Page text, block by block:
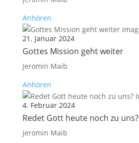
Anhören
21. Januar 2024
Gottes Mission geht weiter
Jeromin Maib
Anhören
4. Februar 2024
Redet Gott heute noch zu uns?
Jeromin Maib